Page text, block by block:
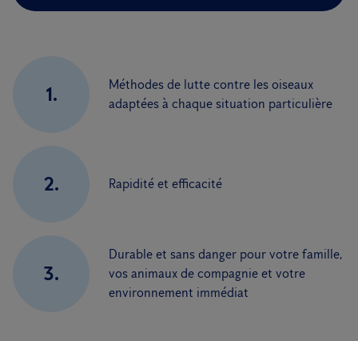
1.
Méthodes de lutte contre les oiseaux
adaptées à chaque situation particulière
2. Rapidité et efficacité
3.
Durable et sans danger pour votre famille,
vos animaux de compagnie et votre
environnement immédiat